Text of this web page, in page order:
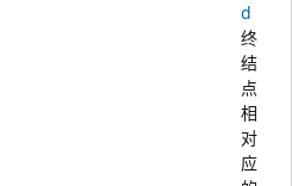
d
终
结
点
相
对
应